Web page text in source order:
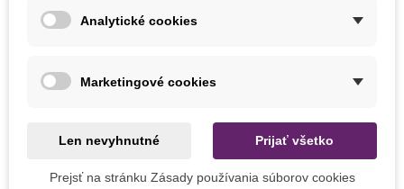
Obdobie Výsadby
Balenie cibuľovín
Každý druh cibuliek je označený názvom, obrázkom a
Analytické cookies
Marketingové cookies
Len nevyhnutné Prijať všetko
Prejsť na stránku Zásady používania súborov cookies